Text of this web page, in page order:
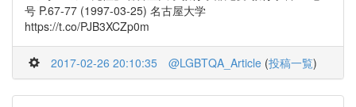
号 P.67-77 (1997-03-25) 名古屋大学
https://t.co/PJB3XCZp0m
2017-02-26 20:10:35 @LGBTQA_Article (投稿一覧)